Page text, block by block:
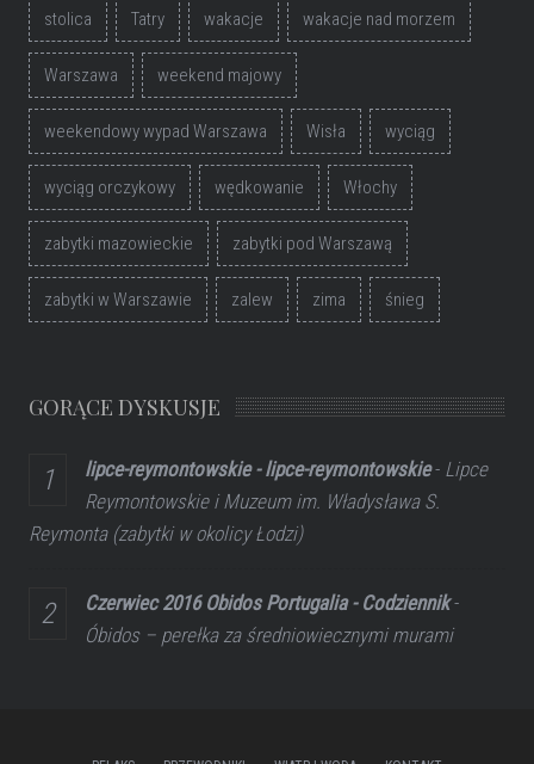
stolica Tatry wakacje wakacje nad morzem
Warszawa weekend majowy
weekendowy wypad Warszawa Wisła wyciąg
wyciąg orczykowy wędkowanie Włochy
zabytki mazowieckie zabytki pod Warszawą
zabytki w Warszawie zalew zima śnieg
GORĄCE DYSKUSJE
lipce-reymontowskie - lipce-reymontowskie- Lipce
Reymontowskie i Muzeum im. Władysława S.
Reymonta (zabytki w okolicy Łodzi)
Czerwiec 2016 Obidos Portugalia - Codziennik-
Óbidos – perełka za średniowiecznymi murami